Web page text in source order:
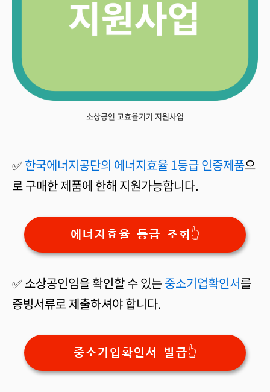
소상공인 고효율기기 지원사업
✅한국에너지공단의 에너지효율 1등급 인증제품으
로 구매한 제품에 한해 지원가능합니다.
에너지효율 등급 조회👆
✅ 소상공인임을 확인할 수 있는중소기업확인서를
증빙서류로 제출하셔야 합니다.
중소기업확인서 발급👆